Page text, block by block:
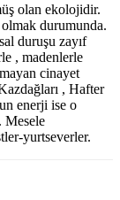
olan ekolojidir.
durumunda.
duruşu zayıf
, madenlerle
cinayet
, Hafter
enerji ise o
Mesele
yurtseverler.